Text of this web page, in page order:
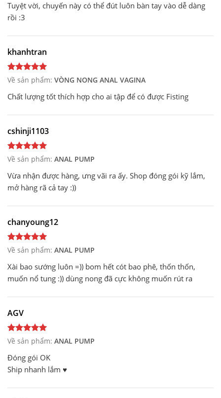
Tuyệt vời, chuyến này có thể đút luôn bàn tay vào dễ dàng
rồi :3
khanhtran
Về sản phẩm: VÒNG NONG ANAL VAGINA
Chất lượng tốt thích hợp cho ai tập để có được Fisting
cshinji1103
Về sản phẩm: ANAL PUMP
Vừa nhận được hàng, ưng vãi ra ấy. Shop đóng gói kỹ lắm,
mở hàng rã cả tay :))
chanyoung12
Về sản phẩm: ANAL PUMP
Xài bao sướng luôn =)) bom hết cót bao phê, thốn thốn,
muốn nổ tung :)) dùng nong đã cực không muốn rút ra
AGV
Về sản phẩm: ANAL PUMP
Đóng gói OK
Ship nhanh lắm ♥️